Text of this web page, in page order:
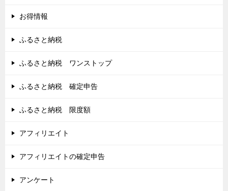
お得情報
ふるさと納税
ふるさと納税 ワンストップ
ふるさと納税 確定申告
ふるさと納税 限度額
アフィリエイト
アフィリエイトの確定申告
アンケート